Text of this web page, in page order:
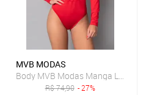
MVB MODAS
Body MVB Modas Manga Longa
R$74,90 - 27%